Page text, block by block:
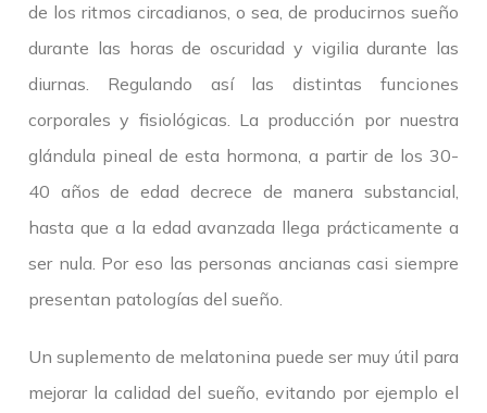
de los ritmos circadianos, o sea, de producirnos sueño
durante las horas de oscuridad y vigilia durante las
diurnas. Regulando así las distintas funciones
corporales y fisiológicas. La producción por nuestra
glándula pineal de esta hormona, a partir de los 30-
40 años de edad decrece de manera substancial,
hasta que a la edad avanzada llega prácticamente a
ser nula. Por eso las personas ancianas casi siempre
presentan patologías del sueño.
Un suplemento de melatonina puede ser muy útil para
mejorar la calidad del sueño, evitando por ejemplo el